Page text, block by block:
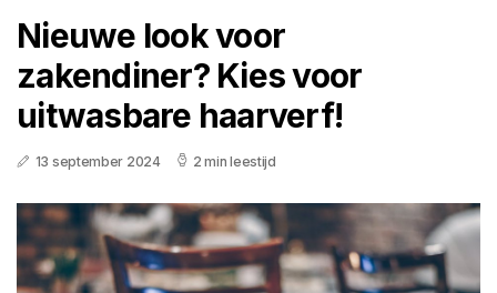
Nieuwe look voor
zakendiner? Kies voor
uitwasbare haarverf!
13 september 2024 2 min leestijd